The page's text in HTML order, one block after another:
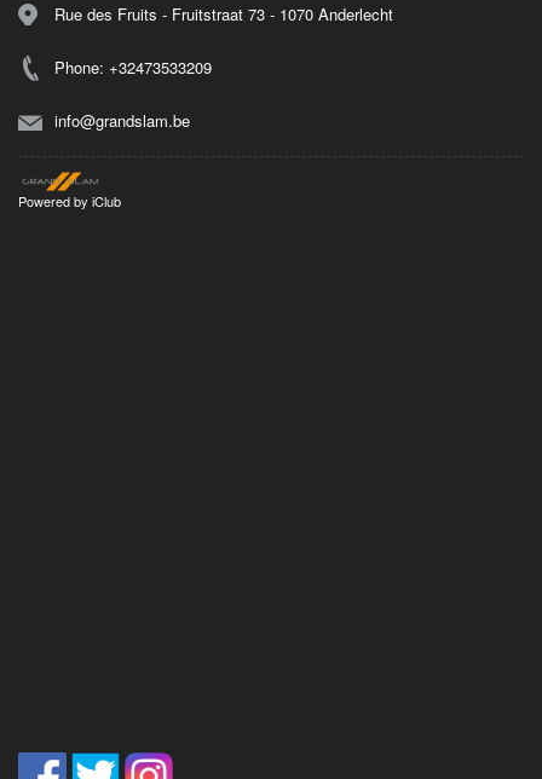
Rue des Fruits - Fruitstraat 73 - 1070 Anderlecht
Phone: +32473533209
info@grandslam.be
Powered by iClub